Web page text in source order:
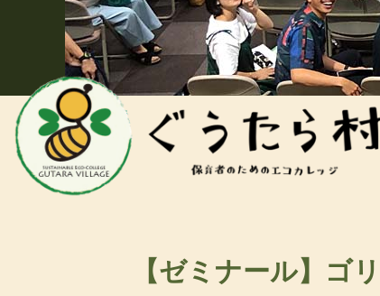
【ゼミナール】ゴ